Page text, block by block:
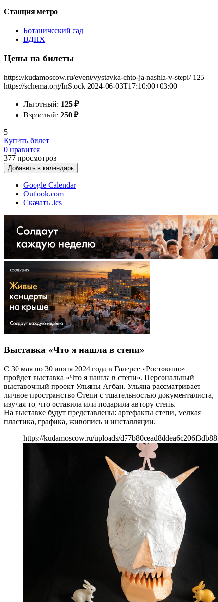
Станция метро
Ботанический сад
ВДНХ
Цены на билеты
https://kudamoscow.ru/event/vystavka-chto-ja-nashla-v-stepi/ 125
https://schema.org/InStock 2024-06-03T17:10:00+03:00
Льготный: 125 ₽
Взрослый: 250 ₽
5+
Купить билет
0 нравится
377 просмотров
Добавить в календарь
Google Calendar
Outlook.com
Скачать .ics
Выставка «Что я нашла в степи»
С 30 мая по 30 июня 2024 года в Галерее «Ростокино»
пройдет выставка «Что я нашла в степи». Персональный
выставочный проект Ульяны Агбан. Ульяна рассматривает
личное пространство Степи с тщательностью документалиста,
изучая то, что оставила или подарила автору степь.
На выставке будут представлены: артефакты степи, мелкая
пластика, графика, живопись и инсталляции.
https://kudamoscow.ru/uploads/